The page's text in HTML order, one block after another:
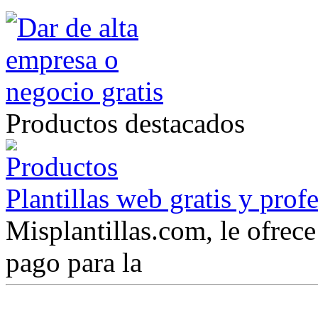
Productos destacados
Plantillas web gratis y
Misplantillas.com, le
pago para la